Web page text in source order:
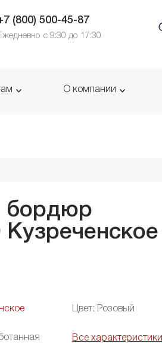
(800) 500-45-87
с 9:30 до 17:30
О компании
бордюр
Кузреченское
Цвет: Розовый
Все характеристики